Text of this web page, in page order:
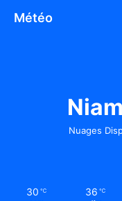
Météo
Nuages
30 ℃ 36 ℃